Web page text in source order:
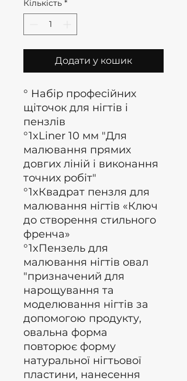
Кількість *
Додати у кошик
° Набір професійних
щіточок для нігтів і
пензлів
°1xLiner 10 мм "Для
малювання прямих
довгих ліній і виконання
точних робіт"
°1xКвадрат пензля для
малювання нігтів «Ключ
до створення стильного
френча»
°1xПензель для
малювання нігтів овал
"призначений для
нарощування та
моделювання нігтів за
допомогою продукту,
овальна форма
повторює форму
натуральної нігтьової
пластини, нанесення